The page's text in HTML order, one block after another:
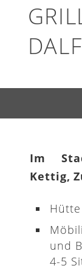
Im
Kettig,
und
4-5